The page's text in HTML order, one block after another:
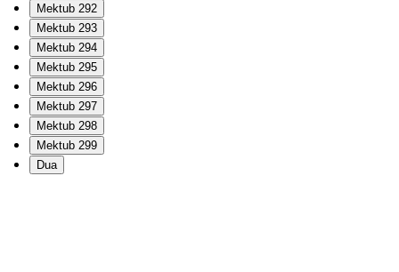
Mektub 292
Mektub 293
Mektub 294
Mektub 295
Mektub 296
Mektub 297
Mektub 298
Mektub 299
Dua